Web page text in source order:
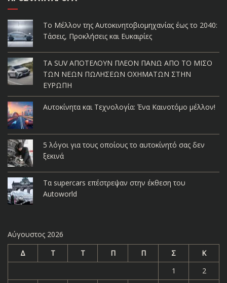
Το Μέλλον της Αυτοκινητοβιομηχανίας έως το 2040:
Τάσεις, Προκλήσεις και Ευκαιρίες
ΤΑ SUV ΑΠΟΤΕΛΟΥΝ ΠΛΕΟΝ ΠΑΝΩ ΑΠΟ ΤΟ ΜΙΣΟ
ΤΩΝ ΝΕΩΝ ΠΩΛΗΣΕΩΝ ΟΧΗΜΑΤΩΝ ΣΤΗΝ
ΕΥΡΩΠΗ
Αυτοκίνητα και Τεχνολογία: Ένα Καινοτόμο μέλλον!
5 λόγοι για τους οποίους το αυτοκίνητό σας δεν
ξεκινά
Τα supercars επέστρεψαν στην έκθεση του
Autoworld
Αύγουστος 2026
Δ
Τ Τ Π Π Σ
Κ
1
2